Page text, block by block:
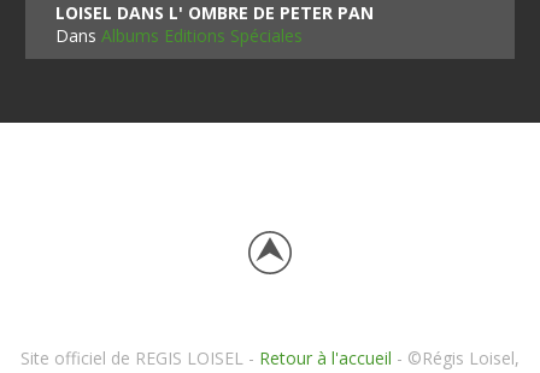
LOISEL DANS L' OMBRE DE PETER PAN
DansAlbums Editions Spéciales
Site officiel de REGIS LOISEL - Retour à l'accueil - ©Régis Loisel,